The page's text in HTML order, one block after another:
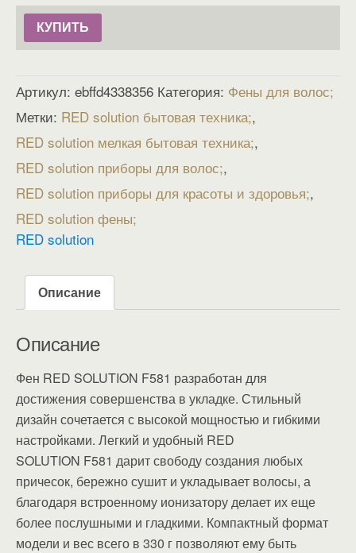
КУПИТЬ
Артикул: ebffd4338356 Категория: Фены для волос
Метки: RED solution бытовая техника ,
RED solution мелкая бытовая техника ,
RED solution приборы для волос ,
RED solution приборы для красоты и здоровья ,
RED solution фены
RED solution
Описание
Описание
Фен RED SOLUTION F581 разработан для
достижения совершенства в укладке. Стильный
дизайн сочетается с высокой мощностью и гибкими
настройками. Легкий и удобный RED
SOLUTION F581 дарит свободу создания любых
причесок, бережно сушит и укладывает волосы, а
благодаря встроенному ионизатору делает их еще
более послушными и гладкими. Компактный формат
модели и вес всего в 330 г позволяют ему быть